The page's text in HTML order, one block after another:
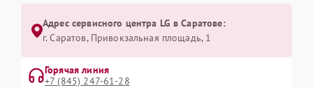
Адрес сервисного центра LG в Саратове:
г. Саратов, Привокзальная площадь, 1
Горячая линия
+7 (845) 247-61-28